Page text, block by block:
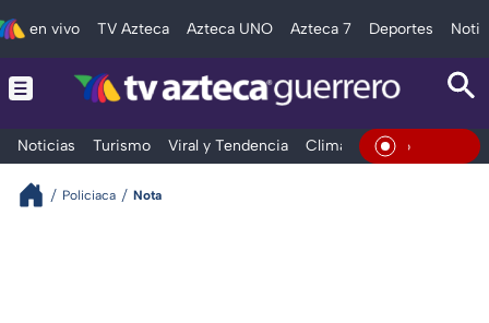
en vivo TV Azteca Azteca UNO Azteca 7 Deportes
Noticias Turismo Viral y Tendencia Clima Deportes En Vivo
Policiaca Nota